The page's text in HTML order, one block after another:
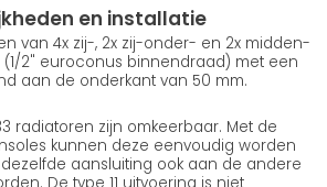
en installatie
van 4x zij-, 2x zij-onder- en 2x midden-
2" euroconus binnendraad) met een
aan de onderkant van 50 mm.
radiatoren zijn omkeerbaar. Met de
kunnen deze eenvoudig worden
aansluiting ook aan de andere
De type 11 uitvoering is niet